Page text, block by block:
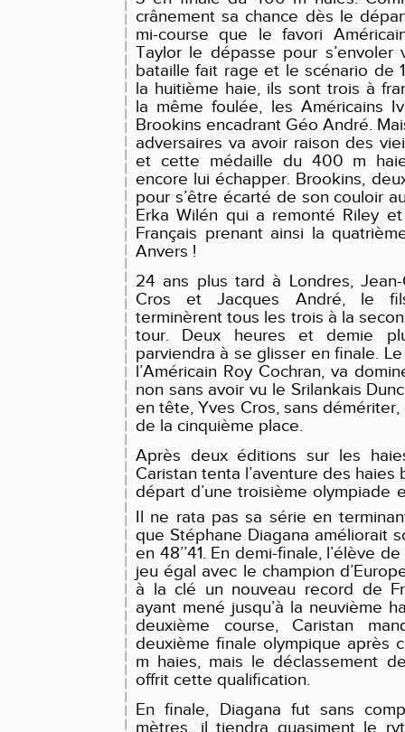
crânement sa chance dès le
mi-course que le favori
Taylor le dépasse pour s’envoler
bataille fait rage et le scénario de
la huitième haie, ils sont trois à
la même foulée, les Américains
Brookins encadrant Géo André.
adversaires va avoir raison des
et cette médaille du 400 m
encore lui échapper. Brookins,
pour s’être écarté de son couloir
Erka Wilén qui a remonté Riley
Français prenant ainsi la
Anvers !
24 ans plus tard à Londres,
Cros et Jacques André, le
terminèrent tous les trois à la
tour. Deux heures et demie
parviendra à se glisser en finale.
l’Américain Roy Cochran, va
non sans avoir vu le Srilankais
en tête, Yves Cros, sans
de la cinquième place.
Après deux éditions sur les
Caristan tenta l’aventure des haies
départ d’une troisième olympiade
Il ne rata pas sa série en
que Stéphane Diagana améliorait
en 48’’41. En demi-finale, l’élève
jeu égal avec le champion
à la clé un nouveau record de
ayant mené jusqu’à la neuvième
deuxième course, Caristan
deuxième finale olympique après
m haies, mais le déclassement
offrit cette qualification.
En finale, Diagana fut sans
mètres, il tiendra quasiment le